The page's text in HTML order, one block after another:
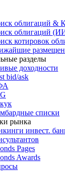
облигаций &
облигаций
котировок
разделы
доходности
bid/ask
списки
рынка
инвест.
Pages
Awards